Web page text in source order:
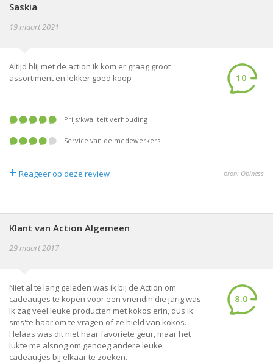
Saskia
19 maart 2021
Altijd blij met de action ik kom er graag groot
assortiment en lekker goed koop
10
prijs/kwaliteit verhouding
service van de medewerkers
+ Reageer op deze review bron: Opiness
Klant van Action Algemeen
29 maart 2017
Niet al te lang geleden was ik bij de Action om
cadeautjes te kopen voor een vriendin die jarig was.
Ik zag veel leuke producten met kokos erin, dus ik
sms'te haar om te vragen of ze hield van kokos.
Helaas was dit niet haar favoriete geur, maar het
lukte me alsnog om genoeg andere leuke
cadeautjes bij elkaar te zoeken.
8.0